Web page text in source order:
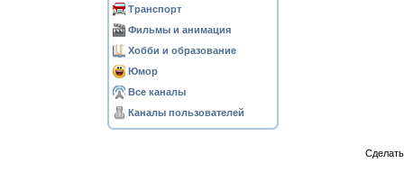
Транспорт
Фильмы и анимация
Хобби и образование
Юмор
Все каналы
Каналы пользователей